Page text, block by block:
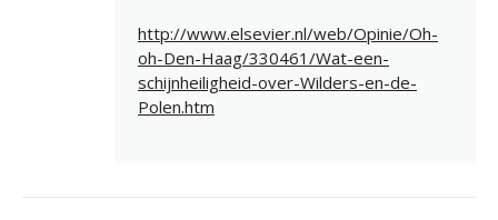
http://www.elsevier.nl/web/Opinie/Oh-
oh-Den-Haag/330461/Wat-een-
schijnheiligheid-over-Wilders-en-de-
Polen.htm